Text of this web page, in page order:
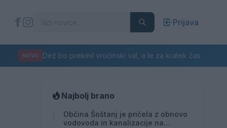
Prijava
NOVO Dež bo prekinil vročinski val, a le za kratek čas
Najbolj brano
Občina Šoštanj je pričela z obnovo
vodovoda in kanalizacije na